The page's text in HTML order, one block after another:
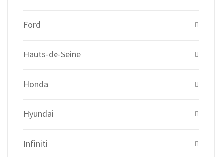
Ford
Hauts-de-Seine
Honda
Hyundai
Infiniti